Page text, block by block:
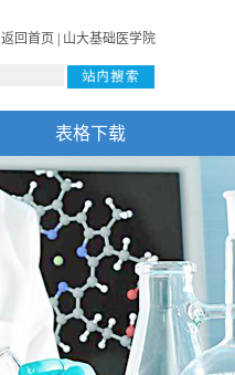
返回首页 山大基础医学院
表格下载